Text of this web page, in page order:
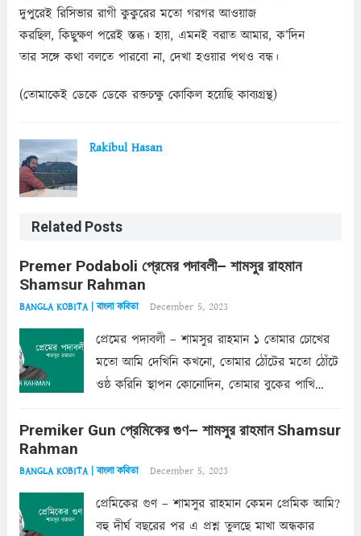
দুপুরেই রিসিভার রাগী কুকুরের মতো গরগর আওয়াজ
করছিল, কিছুক্ষণ পরেই স্তব্ধ। হায়, এমনই বরাত আমার, ক’দিন
তার সঙ্গে কথা বলতে পারবো না, দেখা হওয়ার পথও বন্ধ।
(তোমাকেই ডেকে ডেকে রক্তচক্ষু কোকিল হয়েছি কাব্যগ্রন্থ)
Rakibul Hasan
Related Posts
Premer Podaboli প্রেমের পদাবলী– শামসুর রাহমান
Shamsur Rahman
BANGLA KOBITA | বাংলা কবিতা December 5, 2023
প্রেমের পদাবলী – শামসুর রাহমান ১ তোমার চোখের
মতো আমি দেখিনি কখনো, তোমার ঠোঁটের মতো ঠোঁটে
ওষ্ঠ করিনি স্থাপন কোনোদিন, তোমার বুকের পাখি
কোথাও কি এরকম ছায়া দেয় ক্লান্তির প্রহরে? মুছে
Premiker Gun প্রেমিকের গুণ– শামসুর রাহমান Shamsur
Rahman
BANGLA KOBITA | বাংলা কবিতা December 5, 2023
প্রেমিকের গুণ – শামসুর রাহমান কেমন প্রেমিক আমি?
বহু দীর্ঘ বছরের পর এ প্রশ্ন তুলছে মাখা অন্ধকার